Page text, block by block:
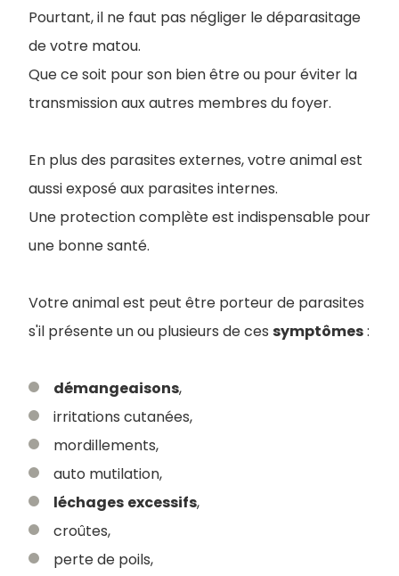
Pourtant, il ne faut pas négliger le déparasitage
de votre matou.
Que ce soit pour son bien être ou pour éviter la
transmission aux autres membres du foyer.
En plus des parasites externes, votre animal est
aussi exposé aux parasites internes.
Une protection complète est indispensable pour
une bonne santé.
Votre animal est peut être porteur de parasites
s'il présente un ou plusieurs de ces symptômes:
démangeaisons,
irritations cutanées,
mordillements,
auto mutilation,
léchages excessifs,
croûtes,
perte de poils,